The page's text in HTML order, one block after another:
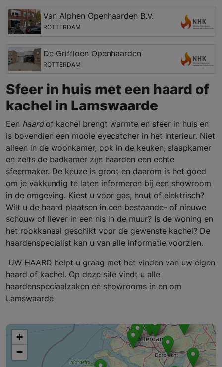
Van Alphen Openhaarden B.V.
ROTTERDAM
De Griffioen Openhaarden
ROTTERDAM
Sfeer in huis met een haard of
kachel in Lamswaarde
Een haard of kachel brengt warmte en sfeer in huis en
is bovendien een mooie eyecatcher in het interieur. Niet
alleen in de woonkamer, ook in de keuken, slaapkamer
en zelfs de badkamer zijn haarden een echte
sfeermaker. De keuze is groot en daarom is het goed
om je vakkundig te laten informeren bij een showroom
in de omgeving. Kiest u voor gas, hout of elektrisch?
Wilt u de haard plaatsen in een bestaande- of nieuwe
schouw of liever in een nis in de muur? Is de woning en
het rookkanaal geschikt voor de gewenste kachel? De
haardenspecialist kan u van alle informatie voorzien.
UW HAARD helpt u graag met het vinden van uw eigen
haard of kachel. Op deze site vindt u alle
haardenspeciaalzaken en showrooms in en om
Lamswaarde
+
−